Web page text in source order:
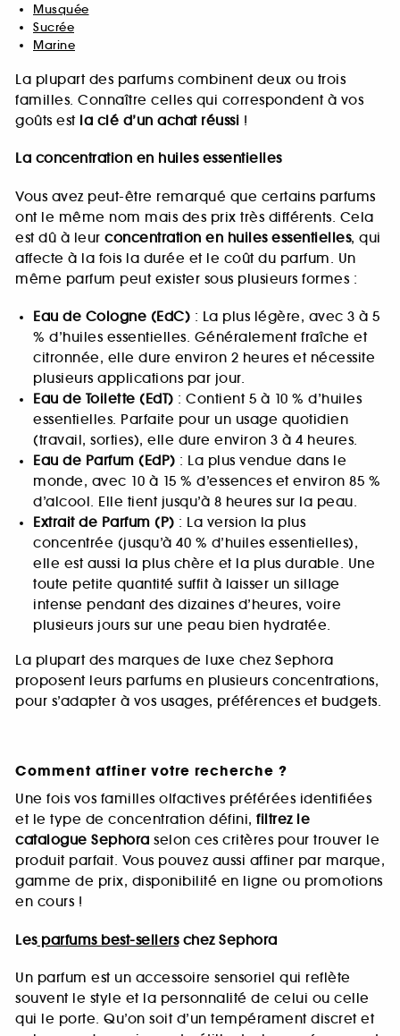
Musquée
Sucrée
Marine
La plupart des parfums combinent deux ou trois
familles. Connaître celles qui correspondent à vos
goûts est la clé d’un achat réussi !
La concentration en huiles essentielles
Vous avez peut-être remarqué que certains parfums
ont le même nom mais des prix très différents. Cela
est dû à leur concentration en huiles essentielles, qui
affecte à la fois la durée et le coût du parfum. Un
même parfum peut exister sous plusieurs formes :
Eau de Cologne (EdC) : La plus légère, avec 3 à 5
% d’huiles essentielles. Généralement fraîche et
citronnée, elle dure environ 2 heures et nécessite
plusieurs applications par jour.
Eau de Toilette (EdT) : Contient 5 à 10 % d’huiles
essentielles. Parfaite pour un usage quotidien
(travail, sorties), elle dure environ 3 à 4 heures.
Eau de Parfum (EdP) : La plus vendue dans le
monde, avec 10 à 15 % d’essences et environ 85 %
d’alcool. Elle tient jusqu’à 8 heures sur la peau.
Extrait de Parfum (P) : La version la plus
concentrée (jusqu’à 40 % d’huiles essentielles),
elle est aussi la plus chère et la plus durable. Une
toute petite quantité suffit à laisser un sillage
intense pendant des dizaines d’heures, voire
plusieurs jours sur une peau bien hydratée.
La plupart des marques de luxe chez Sephora
proposent leurs parfums en plusieurs concentrations,
pour s’adapter à vos usages, préférences et budgets.
Comment affiner votre recherche ?
Une fois vos familles olfactives préférées identifiées
et le type de concentration défini, filtrez le
catalogue Sephora selon ces critères pour trouver le
produit parfait. Vous pouvez aussi affiner par marque,
gamme de prix, disponibilité en ligne ou promotions
en cours !
Lesparfums best-sellerschez Sephora
Un parfum est un accessoire sensoriel qui reflète
souvent le style et la personnalité de celui ou celle
qui le porte. Qu’on soit d’un tempérament discret et